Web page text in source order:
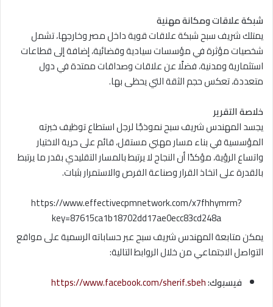
شبكة علاقات ومكانة مهنية
يمتلك شريف سبح شبكة علاقات قوية داخل مصر وخارجها، تشمل
شخصيات مؤثرة في مؤسسات سيادية وقضائية، إضافة إلى قطاعات
استثمارية ومدنية، فضلًا عن علاقات وصداقات ممتدة في دول
متعددة، تعكس حجم الثقة التي يحظى بها.
خلاصة التقرير
يجسد المهندس شريف سبح نموذجًا لرجل استطاع توظيف خبرته
المؤسسية في بناء مسار مهني مستقل، قائم على حرية الاختيار
واتساع الرؤية، مؤكدًا أن النجاح لا يرتبط بالمسار التقليدي بقدر ما يرتبط
بالقدرة على اتخاذ القرار وصناعة الفرص والاستمرار بثبات.
https://www.effectivecpmnetwork.com/x7fhhymrm?
key=87615ca1b18702dd17ae0ecc83cd248a
يمكن متابعة المهندس شريف سبح عبر حساباته الرسمية على مواقع
التواصل الاجتماعي من خلال الروابط التالية:
فيسبوك:https://www.facebook.com/sherif.sbeh